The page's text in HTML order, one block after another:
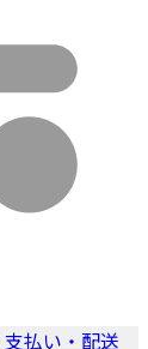
支払い・配送